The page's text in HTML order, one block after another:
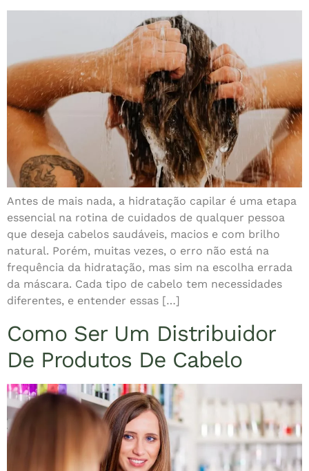
Antes de mais nada, a hidratação capilar é uma etapa
essencial na rotina de cuidados de qualquer pessoa
que deseja cabelos saudáveis, macios e com brilho
natural. Porém, muitas vezes, o erro não está na
frequência da hidratação, mas sim na escolha errada
da máscara. Cada tipo de cabelo tem necessidades
diferentes, e entender essas […]
Como Ser Um Distribuidor
De Produtos De Cabelo